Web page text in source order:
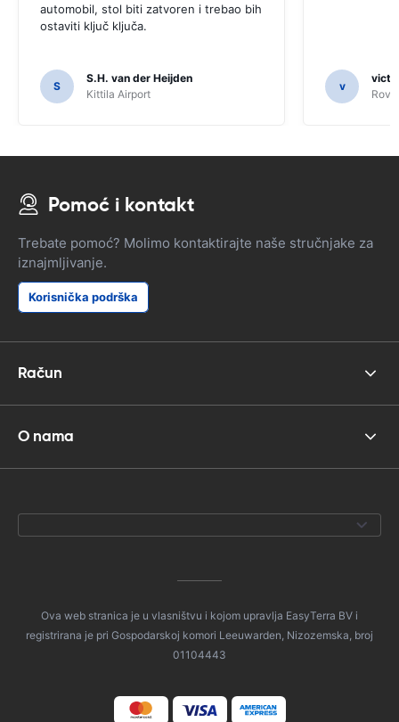
automobil, stol biti zatvoren i trebao bih
ostaviti ključ ključa.
S
S.H. van der Heijden
Kittila Airport
v
Pomoć i kontakt
Trebate pomoć? Molimo kontaktirajte naše stručnjake za
iznajmljivanje.
Korisnička podrška
Račun
O nama
Ova web stranica je u vlasništvu i kojom upravlja EasyTerra BV i
registrirana je pri Gospodarskoj komori Leeuwarden, Nizozemska, broj
01104443